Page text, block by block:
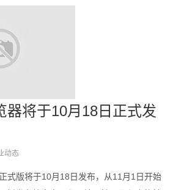
器将于10月18日正式发
动态
式版将于10月18日发布，从11月1日开始